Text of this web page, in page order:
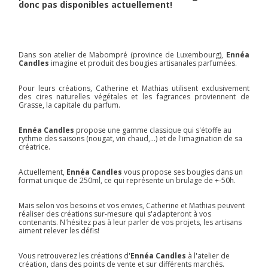
donc pas disponibles actuellement!
Dans son atelier de Mabompré (province de Luxembourg), Ennéa
Candles imagine et produit des bougies artisanales parfumées.
Pour leurs créations, Catherine et Mathias utilisent exclusivement
des cires naturelles végétales et les fagrances proviennent de
Grasse, la capitale du parfum.
Ennéa Candles propose une gamme classique qui s'étoffe au
rythme des saisons (nougat, vin chaud,...) et de l'imagination de sa
créatrice.
Actuellement, Ennéa Candlesvous propose ses bougies dans un
format unique de 250ml, ce qui représente un brulage de +-50h.
Mais selon vos besoins et vos envies, Catherine et Mathias peuvent
réaliser des créations sur-mesure qui s'adapteront à vos
contenants. N'hésitez pas à leur parler de vos projets, les artisans
aiment relever les défis!
Vous retrouverez les créations d'Ennéa Candles à l'atelier de
création, dans des points de vente et sur différents marchés.